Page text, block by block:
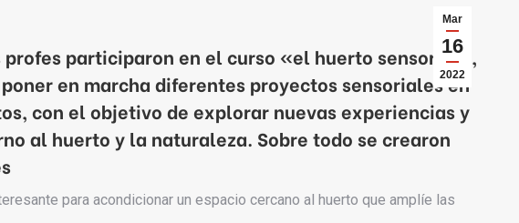
Mar
16
2022
participaron en el curso «el huerto sensorial»,
en marcha diferentes proyectos sensoriales en
con el objetivo de explorar nuevas experiencias y
al huerto y la naturaleza. Sobre todo se crearon
para acondicionar un espacio cercano al huerto que amplíe las